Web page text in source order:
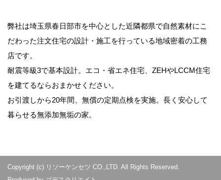
弊社は埼玉県春日部市を中心とした近隣都県で自然素材にこ
だわった注文住宅の設計・施工を行っている地域密着の工務
店です。
耐震等級3で基本設計。エコ・省エネ住宅、ZEHやLCCM住宅
を建てるならおまかせください。
お引渡しから20年間、無償の定期点検を実施。長く安心して
暮らせる無添加無垢の家。
Copyright (c) リソーケンセツ CO.,LTD. All Rights Reserved.